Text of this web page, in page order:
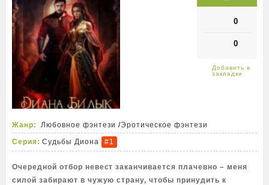
0
0
Жанр: Любовное фэнтези /Эротическое фэнтези
Серия: Судьбы Диона #1
Очередной отбор невест заканчивается плачевно – меня
силой забирают в чужую страну, чтобы принудить к